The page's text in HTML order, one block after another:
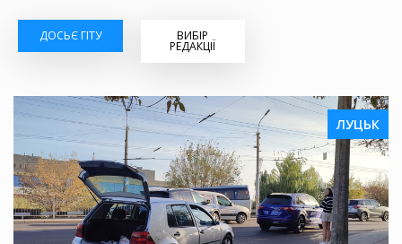
ДОСЬЄ ГІТУ ВИБІР
РЕДАКЦІЇ
ЛУЦЬК